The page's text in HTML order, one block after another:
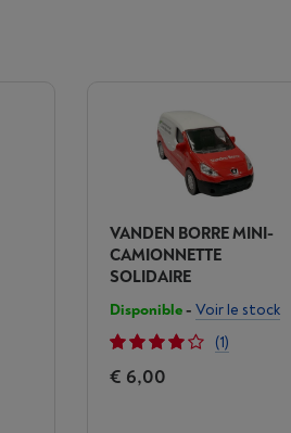
VANDEN BORRE MINI-
CAMIONNETTE
SOLIDAIRE
Disponible- Voir le stock
(1)
€ 6,00